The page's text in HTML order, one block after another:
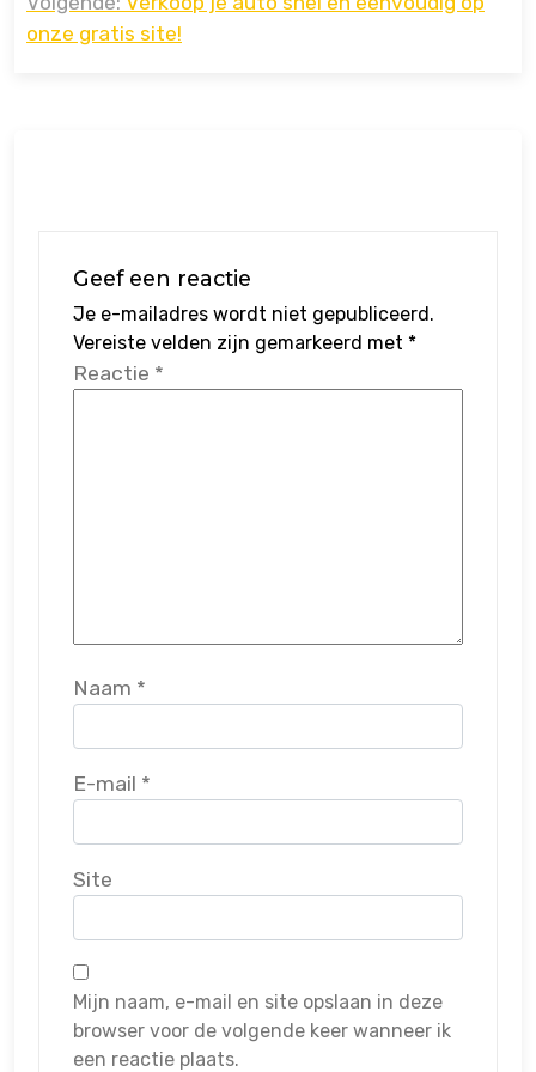
onze gratis site!
Geef een reactie
Je e-mailadres wordt niet gepubliceerd.
Vereiste velden zijn gemarkeerd met *
Reactie *
Naam *
E-mail *
Site
Mijn naam, e-mail en site opslaan in deze
browser voor de volgende keer wanneer ik
een reactie plaats.